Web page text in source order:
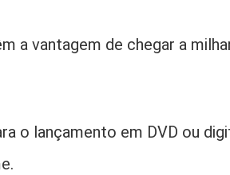
a vantagem de chegar a
o lançamento em DVD ou